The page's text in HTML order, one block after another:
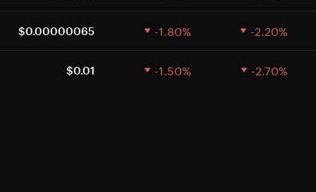
$0.00000065 -1.80% -2.20%
$0.01 -1.50% -2.70%